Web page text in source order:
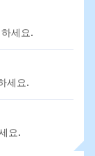
세요.
세요.
요.